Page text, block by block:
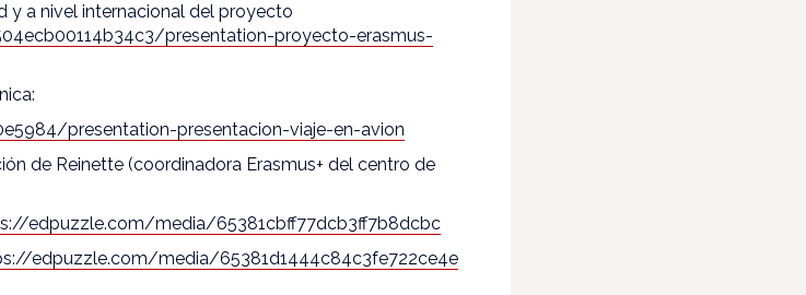
y a nivel internacional del proyecto
presentation-proyecto-erasmus-
presentation-presentacion-viaje-en-avion
de Reinette (coordinadora Erasmus+ del centro de
edpuzzle.com/media/65381cbff77dcb3ff7b8dcbc
edpuzzle.com/media/65381d1444c84c3fe722ce4e